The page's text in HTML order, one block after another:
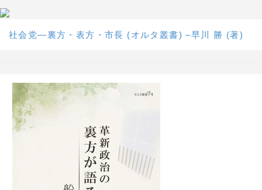
社会党―裏方・表方・市長 (オルタ叢書) –早川 勝 (著)